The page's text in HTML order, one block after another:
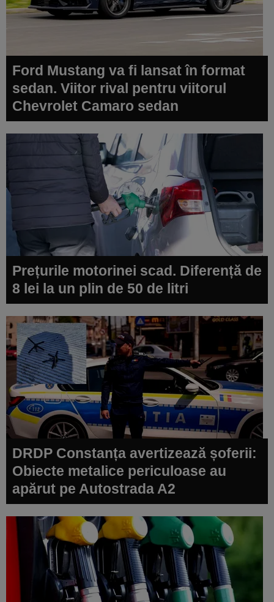
Ford Mustang va fi lansat în format
sedan. Viitor rival pentru viitorul
Chevrolet Camaro sedan
Prețurile motorinei scad. Diferență de
8 lei la un plin de 50 de litri
DRDP Constanța avertizează șoferii:
Obiecte metalice periculoase au
apărut pe Autostrada A2